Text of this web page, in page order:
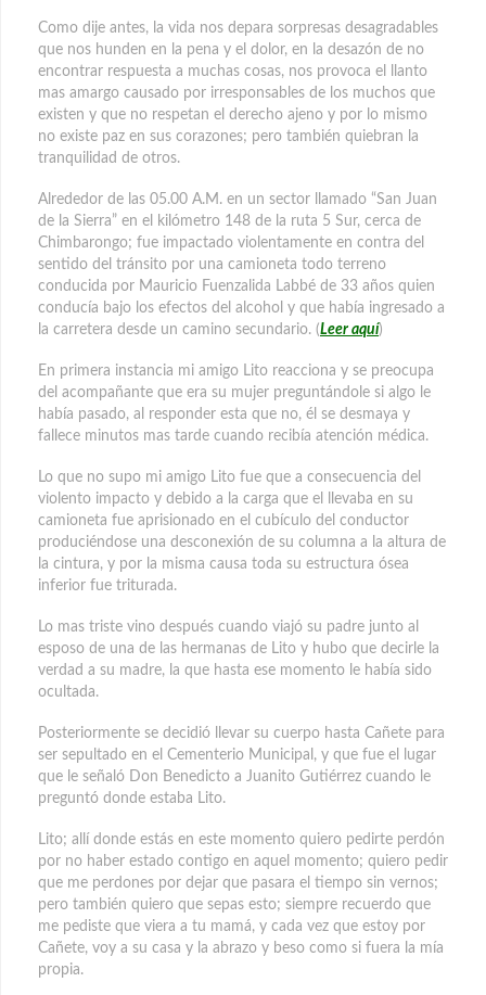
Como dije antes, la vida nos depara sorpresas desagradables
que nos hunden en la pena y el dolor, en la desazón de no
encontrar respuesta a muchas cosas, nos provoca el llanto
mas amargo causado por irresponsables de los muchos que
existen y que no respetan el derecho ajeno y por lo mismo
no existe paz en sus corazones; pero también quiebran la
tranquilidad de otros.
Alrededor de las 05.00 A.M. en un sector llamado “San Juan
de la Sierra” en el kilómetro 148 de la ruta 5 Sur, cerca de
Chimbarongo; fue impactado violentamente en contra del
sentido del tránsito por una camioneta todo terreno
conducida por Mauricio Fuenzalida Labbé de 33 años quien
conducía bajo los efectos del alcohol y que había ingresado a
la carretera desde un camino secundario. (Leer aquí)
En primera instancia mi amigo Lito reacciona y se preocupa
del acompañante que era su mujer preguntándole si algo le
había pasado, al responder esta que no, él se desmaya y
fallece minutos mas tarde cuando recibía atención médica.
Lo que no supo mi amigo Lito fue que a consecuencia del
violento impacto y debido a la carga que el llevaba en su
camioneta fue aprisionado en el cubículo del conductor
produciéndose una desconexión de su columna a la altura de
la cintura, y por la misma causa toda su estructura ósea
inferior fue triturada.
Lo mas triste vino después cuando viajó su padre junto al
esposo de una de las hermanas de Lito y hubo que decirle la
verdad a su madre, la que hasta ese momento le había sido
ocultada.
Posteriormente se decidió llevar su cuerpo hasta Cañete para
ser sepultado en el Cementerio Municipal, y que fue el lugar
que le señaló Don Benedicto a Juanito Gutiérrez cuando le
preguntó donde estaba Lito.
Lito; allí donde estás en este momento quiero pedirte perdón
por no haber estado contigo en aquel momento; quiero pedir
que me perdones por dejar que pasara el tiempo sin vernos;
pero también quiero que sepas esto; siempre recuerdo que
me pediste que viera a tu mamá, y cada vez que estoy por
Cañete, voy a su casa y la abrazo y beso como si fuera la mía
propia.